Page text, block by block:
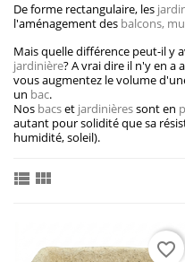
De forme rectangulaire, les
l'aménagement des balcons,
Mais quelle différence peut-il y
jardinière? A vrai dire il n'y en a
vous augmentez le volume
un bac.
Nos bacset jardinièressont en
autant pour solidité que sa
humidité, soleil).
 
favorite_border